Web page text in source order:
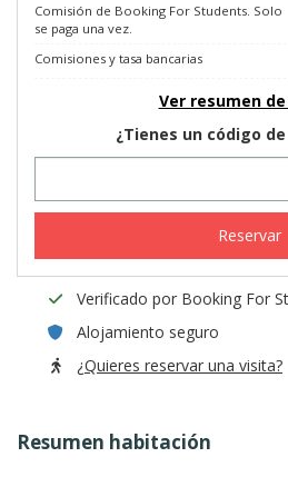
Comisión de Booking For Students. Solo
se paga una vez.
Comisiones y tasa bancarias
Ver resumen
¿Tienes un código
Reservar
Verificado por Booking For
Alojamiento seguro
¿Quieres reservar una visita?
Resumen habitación